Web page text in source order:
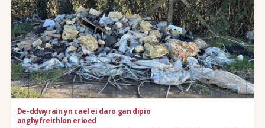
De-ddwyrain yn cael ei daro gan dipio
anghyfreithlon erioed